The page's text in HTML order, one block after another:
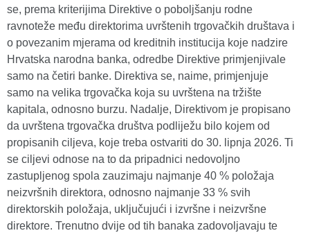
se, prema kriterijima Direktive o poboljšanju rodne
ravnoteže među direktorima uvrštenih trgovačkih društava i
o povezanim mjerama od kreditnih institucija koje nadzire
Hrvatska narodna banka, odredbe Direktive primjenjivale
samo na četiri banke. Direktiva se, naime, primjenjuje
samo na velika trgovačka koja su uvrštena na tržište
kapitala, odnosno burzu. Nadalje, Direktivom je propisano
da uvrštena trgovačka društva podliježu bilo kojem od
propisanih ciljeva, koje treba ostvariti do 30. lipnja 2026. Ti
se ciljevi odnose na to da pripadnici nedovoljno
zastupljenog spola zauzimaju najmanje 40 % položaja
neizvršnih direktora, odnosno najmanje 33 % svih
direktorskih položaja, uključujući i izvršne i neizvršne
direktore. Trenutno dvije od tih banaka zadovoljavaju te